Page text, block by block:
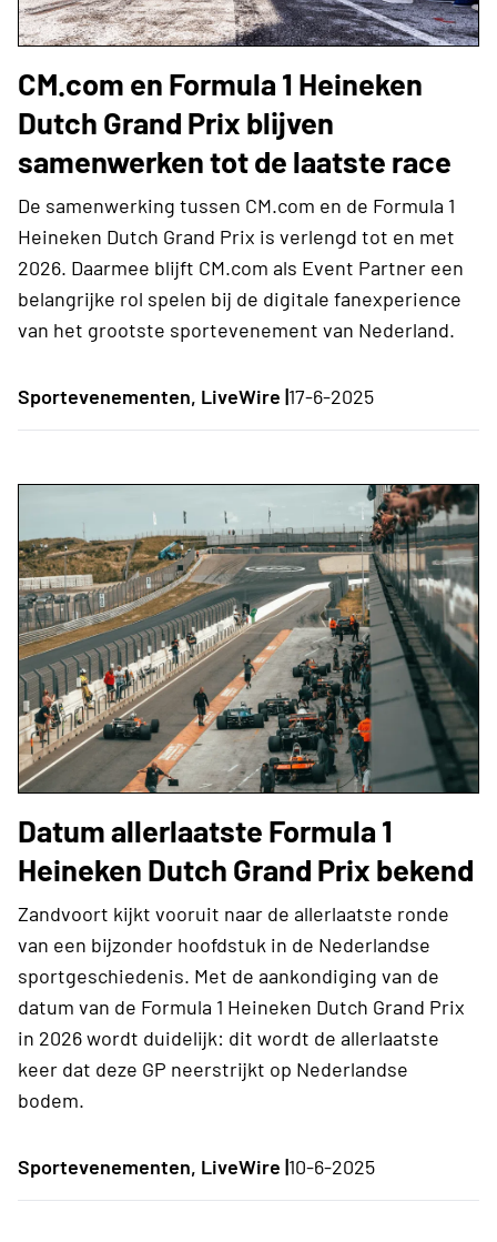
CM.com en Formula 1 Heineken
Dutch Grand Prix blijven
samenwerken tot de laatste race
De samenwerking tussen CM.com en de Formula 1
Heineken Dutch Grand Prix is verlengd tot en met
2026. Daarmee blijft CM.com als Event Partner een
belangrijke rol spelen bij de digitale fanexperience
van het grootste sportevenement van Nederland.
Sportevenementen, LiveWire |17-6-2025
Datum allerlaatste Formula 1
Heineken Dutch Grand Prix bekend
Zandvoort kijkt vooruit naar de allerlaatste ronde
van een bijzonder hoofdstuk in de Nederlandse
sportgeschiedenis. Met de aankondiging van de
datum van de Formula 1 Heineken Dutch Grand Prix
in 2026 wordt duidelijk: dit wordt de allerlaatste
keer dat deze GP neerstrijkt op Nederlandse
bodem.
Sportevenementen, LiveWire |10-6-2025